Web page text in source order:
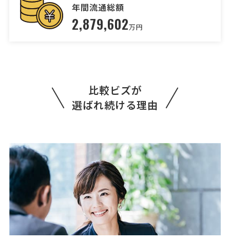
年間流通総額
2,879,602万円
比較ビズが
選ばれ続ける理由
【居住用の中古マンション購入に伴う登記】
の相談・問合せ
い [相談内容] 居住用の中古マンション購入に伴う登記 [ご希望・ご要
望] 仲介業者を通しての取引です。住宅ローンもあるため、抵当権設定
も併せてお願いいたします。 千葉県浦安 …
司法書士 > 司法書士
総額予算 相談して決めたい 依頼地域 愛知県
[相談の種類] 不動産登記 相続人調査・確定 [事業の場合選択] [対応ス
ピード] [相談内容] [ご希望・ご要望]
緊急！【中古マンションを購入】不動産登記
の見積もり依頼